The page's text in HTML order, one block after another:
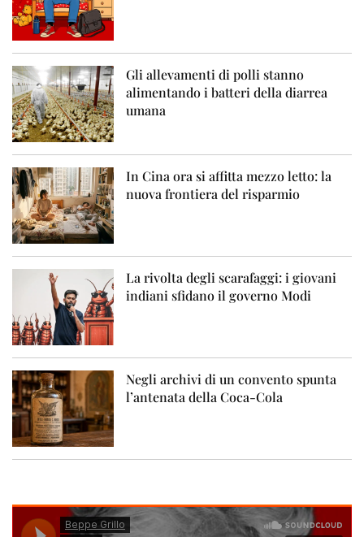
Gli allevamenti di polli stanno
alimentando i batteri della diarrea
umana
In Cina ora si affitta mezzo letto: la
nuova frontiera del risparmio
La rivolta degli scarafaggi: i giovani
indiani sfidano il governo Modi
Negli archivi di un convento spunta
l’antenata della Coca-Cola